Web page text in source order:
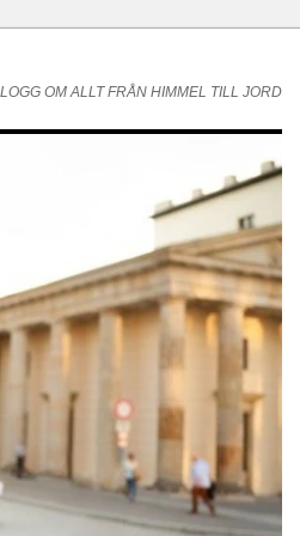
OM ALLT FRÅN HIMMEL TILL JORD